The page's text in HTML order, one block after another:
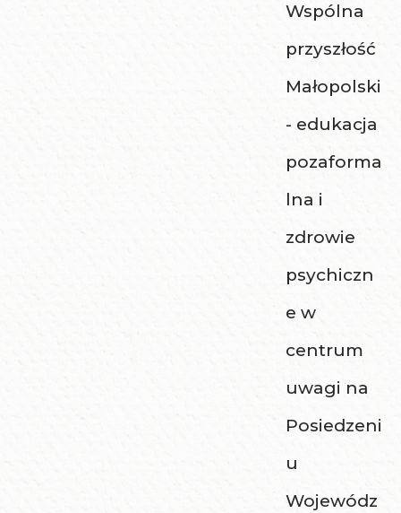
Wspólna
przyszłość
Małopolski
- edukacja
pozaforma
lna i
zdrowie
psychiczn
e w
centrum
uwagi na
Posiedzeni
u
Wojewódz